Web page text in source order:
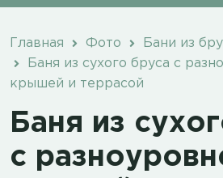
Главная Фото
Бани из
Баня из сухого бруса с
крышей и террасой
Баня из
с